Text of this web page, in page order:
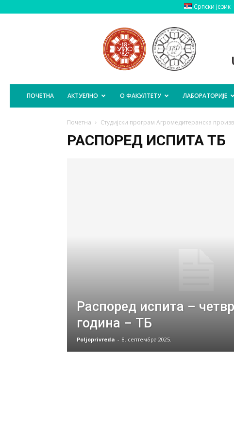
Српски језик
Пољопривредни
Факултет
Источно
Сарајево
ПОЧЕТНА АКТУЕЛНО О ФАКУЛТЕТУ ЛАБОРАТОРИЈЕ
Почетна Студијски програм Агромедитеранска
РАСПОРЕД ИСПИТА ТБ
Распоред испита –
година – ТБ
Poljoprivreda - 8. септембра 2025.